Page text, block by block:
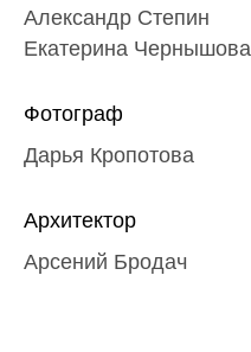
Александр Степин
Екатерина Чернышова
Фотограф
Дарья Кропотова
Архитектор
Арсений Бродач